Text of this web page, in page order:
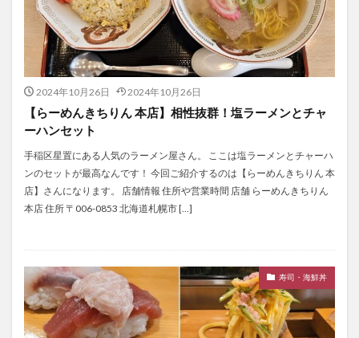
2024年10月26日 2024年10月26日
【らーめんきちりん 本店】相性抜群！塩ラーメンとチャ
ーハンセット
手稲区星置にある人気のラーメン屋さん。 ここは塩ラーメンとチャーハ
ンのセットが最高なんです！ 今回ご紹介するのは【らーめんきちりん 本
店】さんになります。 店舗情報 住所や営業時間 店舗 らーめんきちりん
本店 住所 〒006-0853 北海道札幌市 […]
寿司・海鮮丼